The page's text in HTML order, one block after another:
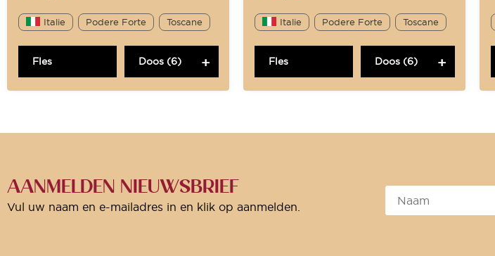
Italie Podere Forte Toscane
Fles Doos (6)
Italie Podere Forte Toscane
Fles Doos (6)
AANMELDEN NIEUWSBRIEF
Vul uw naam en e-mailadres in en klik op aanmelden.